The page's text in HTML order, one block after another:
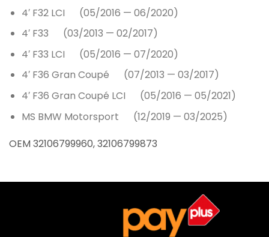
4′ F32 LCI (05/2016 — 06/2020)
4′ F33 (03/2013 — 02/2017)
4′ F33 LCI (05/2016 — 07/2020)
4′ F36 Gran Coupé (07/2013 — 03/2017)
4′ F36 Gran Coupé LCI (05/2016 — 05/2021)
MS BMW Motorsport (12/2019 — 03/2025)
OEM 32106799960, 32106799873